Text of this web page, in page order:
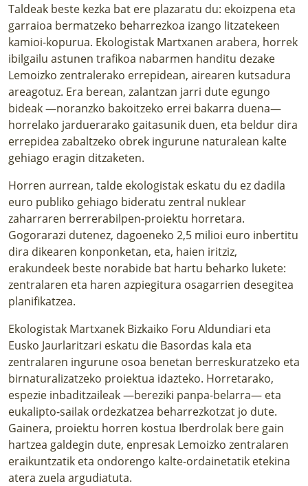
Taldeak beste kezka bat ere plazaratu du: ekoizpena eta
garraioa bermatzeko beharrezkoa izango litzatekeen
kamioi-kopurua. Ekologistak Martxanen arabera, horrek
ibilgailu astunen trafikoa nabarmen handitu dezake
Lemoizko zentralerako errepidean, airearen kutsadura
areagotuz. Era berean, zalantzan jarri dute egungo
bideak —noranzko bakoitzeko errei bakarra duena—
horrelako jarduerarako gaitasunik duen, eta beldur dira
errepidea zabaltzeko obrek ingurune naturalean kalte
gehiago eragin ditzaketen.
Horren aurrean, talde ekologistak eskatu du ez dadila
euro publiko gehiago bideratu zentral nuklear
zaharraren berrerabilpen-proiektu horretara.
Gogorarazi dutenez, dagoeneko 2,5 milioi euro inbertitu
dira dikearen konponketan, eta, haien iritziz,
erakundeek beste norabide bat hartu beharko lukete:
zentralaren eta haren azpiegitura osagarrien desegitea
planifikatzea.
Ekologistak Martxanek Bizkaiko Foru Aldundiari eta
Eusko Jaurlaritzari eskatu die Basordas kala eta
zentralaren ingurune osoa benetan berreskuratzeko eta
birnaturalizatzeko proiektua idazteko. Horretarako,
espezie inbaditzaileak —bereziki panpa-belarra— eta
eukalipto-sailak ordezkatzea beharrezkotzat jo dute.
Gainera, proiektu horren kostua Iberdrolak bere gain
hartzea galdegin dute, enpresak Lemoizko zentralaren
eraikuntzatik eta ondorengo kalte-ordainetatik etekina
atera zuela argudiatuta.